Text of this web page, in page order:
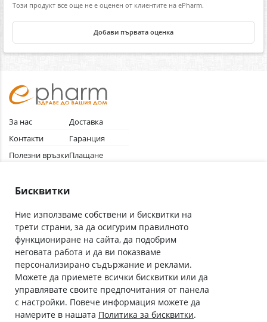
Този продукт все още не е оценен от клиентите на ePharm.
Добави първата оценка
За нас
Контакти
Полезни връзки
Общи условия
Доставка
Гаранция
Плащане
Абонирай се за нашия бюлетин
С абонамента се съгласявам сПолитиката за лични данни.
Онлайн аптека, част от аптеки „Ванчева“
Бисквитки
Ние използваме собствени и бисквитки на
трети страни, за да осигурим правилното
функциониране на сайта, да подобрим
неговата работа и да ви показваме
персонализирано съдържание и реклами.
Можете да приемете всички бисквитки или да
управлявате своите предпочитания от панела
с настройки. Повече информация можете да
намерите в нашата Политика за бисквитки.